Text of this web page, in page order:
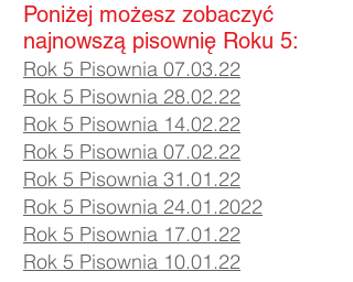
Poniżej możesz zobaczyć
najnowszą pisownię Roku 5:
Rok 5 Pisownia 07.03.22
Rok 5 Pisownia 28.02.22
Rok 5 Pisownia 14.02.22
Rok 5 Pisownia 07.02.22
Rok 5 Pisownia 31.01.22
Rok 5 Pisownia 24.01.2022
Rok 5 Pisownia 17.01.22
Rok 5 Pisownia 10.01.22